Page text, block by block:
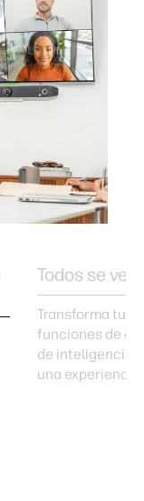
Todos se ven
Transforma tus
funciones de
de inteligencia
una experiencia